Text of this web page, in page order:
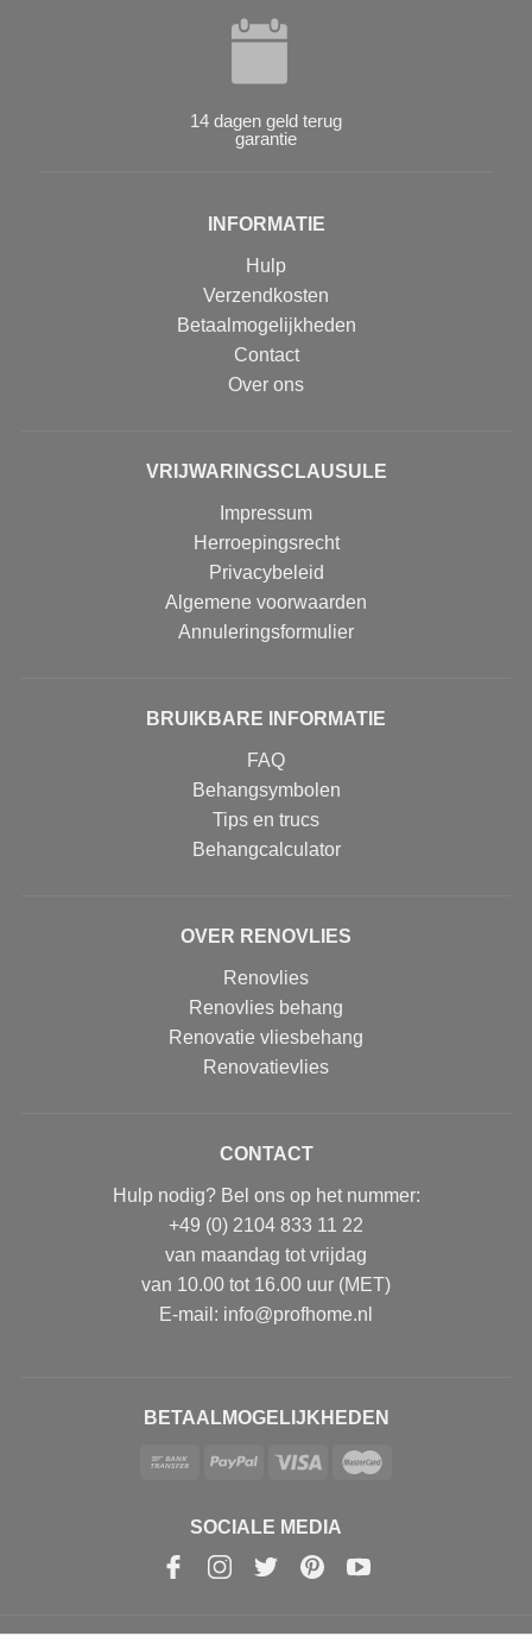
14 dagen geld terug
garantie
INFORMATIE
Hulp
Verzendkosten
Betaalmogelijkheden
Contact
Over ons
VRIJWARINGSCLAUSULE
Impressum
Herroepingsrecht
Privacybeleid
Algemene voorwaarden
Annuleringsformulier
BRUIKBARE INFORMATIE
FAQ
Behangsymbolen
Tips en trucs
Behangcalculator
OVER RENOVLIES
Renovlies
Renovlies behang
Renovatie vliesbehang
Renovatievlies
CONTACT
Hulp nodig? Bel ons op het nummer:
+49 (0) 2104 833 11 22
van maandag tot vrijdag
van 10.00 tot 16.00 uur (MET)
E-mail: info@profhome.nl
BETAALMOGELIJKHEDEN
SOCIALE MEDIA